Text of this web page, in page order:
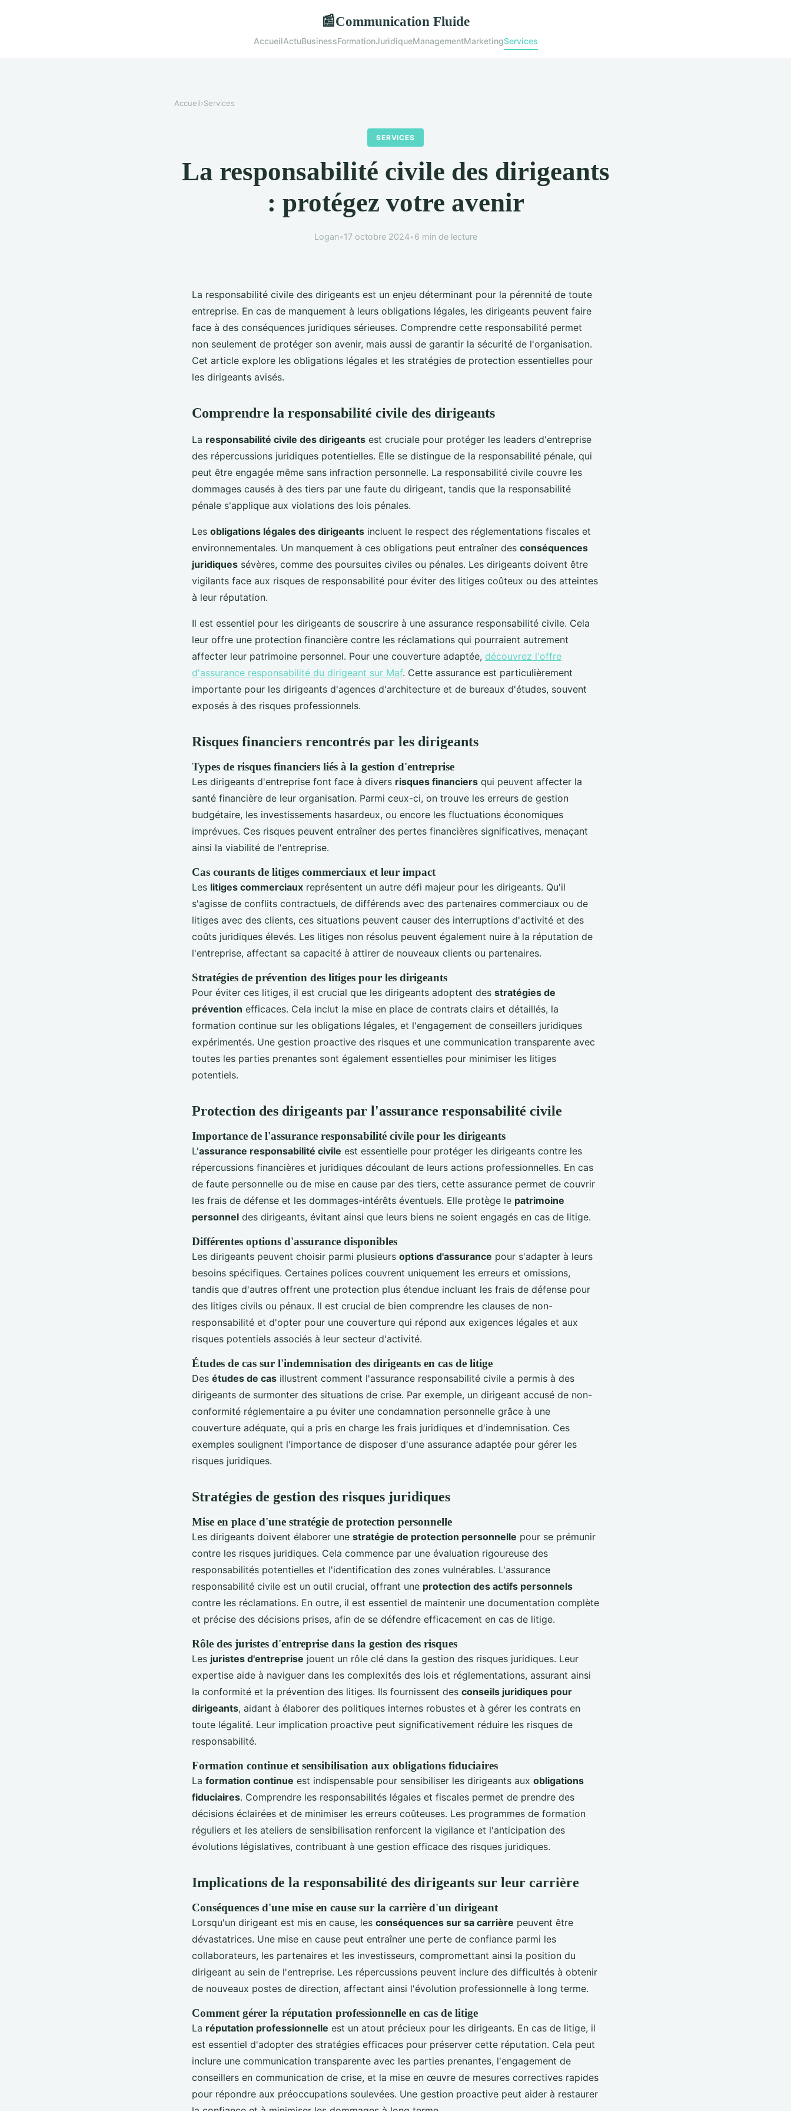
📰Communication Fluide
AccueilActuBusinessFormationJuridiqueManagementMarketingServices
Accueil›Services
SERVICES
La responsabilité civile des dirigeants
: protégez votre avenir
Logan•17 octobre 2024•6 min de lecture
La responsabilité civile des dirigeants est un enjeu déterminant pour la pérennité de toute
entreprise. En cas de manquement à leurs obligations légales, les dirigeants peuvent faire
face à des conséquences juridiques sérieuses. Comprendre cette responsabilité permet
non seulement de protéger son avenir, mais aussi de garantir la sécurité de l'organisation.
Cet article explore les obligations légales et les stratégies de protection essentielles pour
les dirigeants avisés.
Comprendre la responsabilité civile des dirigeants
La responsabilité civile des dirigeants est cruciale pour protéger les leaders d'entreprise
des répercussions juridiques potentielles. Elle se distingue de la responsabilité pénale, qui
peut être engagée même sans infraction personnelle. La responsabilité civile couvre les
dommages causés à des tiers par une faute du dirigeant, tandis que la responsabilité
pénale s'applique aux violations des lois pénales.
Les obligations légales des dirigeants incluent le respect des réglementations fiscales et
environnementales. Un manquement à ces obligations peut entraîner des conséquences
juridiques sévères, comme des poursuites civiles ou pénales. Les dirigeants doivent être
vigilants face aux risques de responsabilité pour éviter des litiges coûteux ou des atteintes
à leur réputation.
Il est essentiel pour les dirigeants de souscrire à une assurance responsabilité civile. Cela
leur offre une protection financière contre les réclamations qui pourraient autrement
affecter leur patrimoine personnel. Pour une couverture adaptée, découvrez l'offre
d'assurance responsabilité du dirigeant sur Maf. Cette assurance est particulièrement
importante pour les dirigeants d'agences d'architecture et de bureaux d'études, souvent
exposés à des risques professionnels.
Risques financiers rencontrés par les dirigeants
Types de risques financiers liés à la gestion d'entreprise
Les dirigeants d'entreprise font face à divers risques financiers qui peuvent affecter la
santé financière de leur organisation. Parmi ceux-ci, on trouve les erreurs de gestion
budgétaire, les investissements hasardeux, ou encore les fluctuations économiques
imprévues. Ces risques peuvent entraîner des pertes financières significatives, menaçant
ainsi la viabilité de l'entreprise.
Cas courants de litiges commerciaux et leur impact
Les litiges commerciaux représentent un autre défi majeur pour les dirigeants. Qu'il
s'agisse de conflits contractuels, de différends avec des partenaires commerciaux ou de
litiges avec des clients, ces situations peuvent causer des interruptions d'activité et des
coûts juridiques élevés. Les litiges non résolus peuvent également nuire à la réputation de
l'entreprise, affectant sa capacité à attirer de nouveaux clients ou partenaires.
Stratégies de prévention des litiges pour les dirigeants
Pour éviter ces litiges, il est crucial que les dirigeants adoptent des stratégies de
prévention efficaces. Cela inclut la mise en place de contrats clairs et détaillés, la
formation continue sur les obligations légales, et l'engagement de conseillers juridiques
expérimentés. Une gestion proactive des risques et une communication transparente avec
toutes les parties prenantes sont également essentielles pour minimiser les litiges
potentiels.
Protection des dirigeants par l'assurance responsabilité civile
Importance de l'assurance responsabilité civile pour les dirigeants
L'assurance responsabilité civile est essentielle pour protéger les dirigeants contre les
répercussions financières et juridiques découlant de leurs actions professionnelles. En cas
de faute personnelle ou de mise en cause par des tiers, cette assurance permet de couvrir
les frais de défense et les dommages-intérêts éventuels. Elle protège le patrimoine
personnel des dirigeants, évitant ainsi que leurs biens ne soient engagés en cas de litige.
Différentes options d'assurance disponibles
Les dirigeants peuvent choisir parmi plusieurs options d'assurance pour s'adapter à leurs
besoins spécifiques. Certaines polices couvrent uniquement les erreurs et omissions,
tandis que d'autres offrent une protection plus étendue incluant les frais de défense pour
des litiges civils ou pénaux. Il est crucial de bien comprendre les clauses de non-
responsabilité et d'opter pour une couverture qui répond aux exigences légales et aux
risques potentiels associés à leur secteur d'activité.
Études de cas sur l'indemnisation des dirigeants en cas de litige
Des études de cas illustrent comment l'assurance responsabilité civile a permis à des
dirigeants de surmonter des situations de crise. Par exemple, un dirigeant accusé de non-
conformité réglementaire a pu éviter une condamnation personnelle grâce à une
couverture adéquate, qui a pris en charge les frais juridiques et d'indemnisation. Ces
exemples soulignent l'importance de disposer d'une assurance adaptée pour gérer les
risques juridiques.
Stratégies de gestion des risques juridiques
Mise en place d'une stratégie de protection personnelle
Les dirigeants doivent élaborer une stratégie de protection personnelle pour se prémunir
contre les risques juridiques. Cela commence par une évaluation rigoureuse des
responsabilités potentielles et l'identification des zones vulnérables. L'assurance
responsabilité civile est un outil crucial, offrant une protection des actifs personnels
contre les réclamations. En outre, il est essentiel de maintenir une documentation complète
et précise des décisions prises, afin de se défendre efficacement en cas de litige.
Rôle des juristes d'entreprise dans la gestion des risques
Les juristes d'entreprise jouent un rôle clé dans la gestion des risques juridiques. Leur
expertise aide à naviguer dans les complexités des lois et réglementations, assurant ainsi
la conformité et la prévention des litiges. Ils fournissent des conseils juridiques pour
dirigeants, aidant à élaborer des politiques internes robustes et à gérer les contrats en
toute légalité. Leur implication proactive peut significativement réduire les risques de
responsabilité.
Formation continue et sensibilisation aux obligations fiduciaires
La formation continue est indispensable pour sensibiliser les dirigeants aux obligations
fiduciaires. Comprendre les responsabilités légales et fiscales permet de prendre des
décisions éclairées et de minimiser les erreurs coûteuses. Les programmes de formation
réguliers et les ateliers de sensibilisation renforcent la vigilance et l'anticipation des
évolutions législatives, contribuant à une gestion efficace des risques juridiques.
Implications de la responsabilité des dirigeants sur leur carrière
Conséquences d'une mise en cause sur la carrière d'un dirigeant
Lorsqu'un dirigeant est mis en cause, les conséquences sur sa carrière peuvent être
dévastatrices. Une mise en cause peut entraîner une perte de confiance parmi les
collaborateurs, les partenaires et les investisseurs, compromettant ainsi la position du
dirigeant au sein de l'entreprise. Les répercussions peuvent inclure des difficultés à obtenir
de nouveaux postes de direction, affectant ainsi l'évolution professionnelle à long terme.
Comment gérer la réputation professionnelle en cas de litige
La réputation professionnelle est un atout précieux pour les dirigeants. En cas de litige, il
est essentiel d'adopter des stratégies efficaces pour préserver cette réputation. Cela peut
inclure une communication transparente avec les parties prenantes, l'engagement de
conseillers en communication de crise, et la mise en œuvre de mesures correctives rapides
pour répondre aux préoccupations soulevées. Une gestion proactive peut aider à restaurer